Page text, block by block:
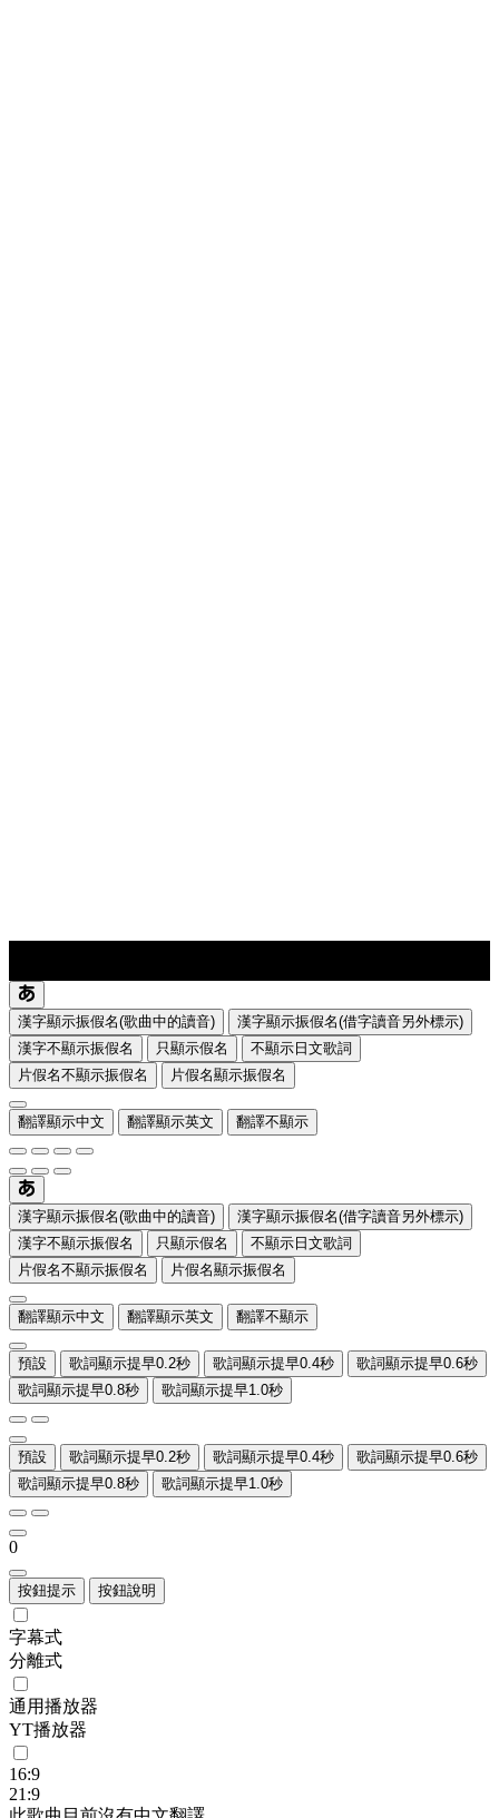
漢字顯示振假名(歌曲中的讀音)
漢字顯示振假名(借字讀音另外標示)
漢字不顯示振假名
只顯示假名
不顯示日文歌詞
片假名不顯示振假名
片假名顯示振假名
翻譯顯示中文 翻譯顯示英文 翻譯不顯示
漢字顯示振假名(歌曲中的讀音)
漢字顯示振假名(借字讀音另外標示)
漢字不顯示振假名
只顯示假名
不顯示日文歌詞
片假名不顯示振假名
片假名顯示振假名
翻譯顯示中文 翻譯顯示英文 翻譯不顯示
預設 歌詞顯示提早0.2秒 歌詞顯示提早0.4秒
歌詞顯示提早0.6秒
歌詞顯示提早0.8秒
歌詞顯示提早1.0秒
預設 歌詞顯示提早0.2秒 歌詞顯示提早0.4秒
歌詞顯示提早0.6秒
歌詞顯示提早0.8秒
歌詞顯示提早1.0秒
0
按鈕提示 按鈕說明
字幕式
分離式
通用播放器
YT播放器
16:9
21:9